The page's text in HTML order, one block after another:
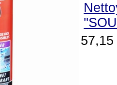
57,15